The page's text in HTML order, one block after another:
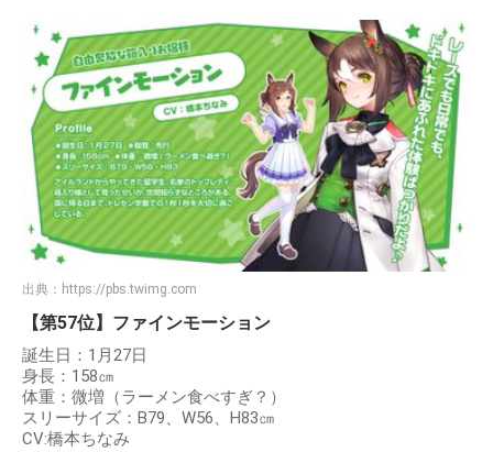
出典： https://pbs.twimg.com
【第57位】ファインモーション
誕生日：1月27日
身長：158㎝
体重：微増（ラーメン食べすぎ？）
スリーサイズ：B79、W56、H83㎝
CV:橋本ちなみ